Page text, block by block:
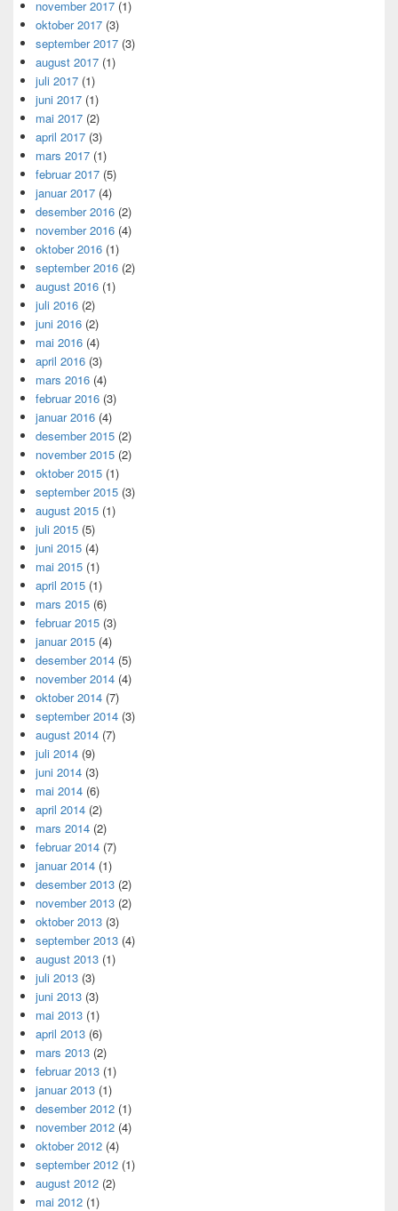
november 2017 (1)
oktober 2017 (3)
september 2017 (3)
august 2017 (1)
juli 2017 (1)
juni 2017 (1)
mai 2017 (2)
april 2017 (3)
mars 2017 (1)
februar 2017 (5)
januar 2017 (4)
desember 2016 (2)
november 2016 (4)
oktober 2016 (1)
september 2016 (2)
august 2016 (1)
juli 2016 (2)
juni 2016 (2)
mai 2016 (4)
april 2016 (3)
mars 2016 (4)
februar 2016 (3)
januar 2016 (4)
desember 2015 (2)
november 2015 (2)
oktober 2015 (1)
september 2015 (3)
august 2015 (1)
juli 2015 (5)
juni 2015 (4)
mai 2015 (1)
april 2015 (1)
mars 2015 (6)
februar 2015 (3)
januar 2015 (4)
desember 2014 (5)
november 2014 (4)
oktober 2014 (7)
september 2014 (3)
august 2014 (7)
juli 2014 (9)
juni 2014 (3)
mai 2014 (6)
april 2014 (2)
mars 2014 (2)
februar 2014 (7)
januar 2014 (1)
desember 2013 (2)
november 2013 (2)
oktober 2013 (3)
september 2013 (4)
august 2013 (1)
juli 2013 (3)
juni 2013 (3)
mai 2013 (1)
april 2013 (6)
mars 2013 (2)
februar 2013 (1)
januar 2013 (1)
desember 2012 (1)
november 2012 (4)
oktober 2012 (4)
september 2012 (1)
august 2012 (2)
mai 2012 (1)